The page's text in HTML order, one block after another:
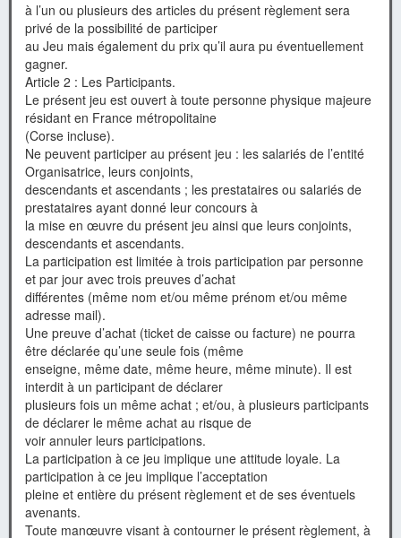
à l’un ou plusieurs des articles du présent règlement sera
privé de la possibilité de participer
au Jeu mais également du prix qu’il aura pu éventuellement
gagner.
Article 2 : Les Participants.
Le présent jeu est ouvert à toute personne physique majeure
résidant en France métropolitaine
(Corse incluse).
Ne peuvent participer au présent jeu : les salariés de l’entité
Organisatrice, leurs conjoints,
descendants et ascendants ; les prestataires ou salariés de
prestataires ayant donné leur concours à
la mise en œuvre du présent jeu ainsi que leurs conjoints,
descendants et ascendants.
La participation est limitée à trois participation par personne
et par jour avec trois preuves d’achat
différentes (même nom et/ou même prénom et/ou même
adresse mail).
Une preuve d’achat (ticket de caisse ou facture) ne pourra
être déclarée qu’une seule fois (même
enseigne, même date, même heure, même minute). Il est
interdit à un participant de déclarer
plusieurs fois un même achat ; et/ou, à plusieurs participants
de déclarer le même achat au risque de
voir annuler leurs participations.
La participation à ce jeu implique une attitude loyale. La
participation à ce jeu implique l’acceptation
pleine et entière du présent règlement et de ses éventuels
avenants.
Toute manœuvre visant à contourner le présent règlement, à